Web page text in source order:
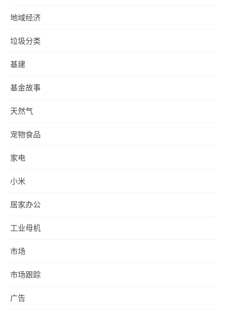
地域经济
垃圾分类
基建
基金故事
天然气
宠物食品
家电
小米
居家办公
工业母机
市场
市场跟踪
广告